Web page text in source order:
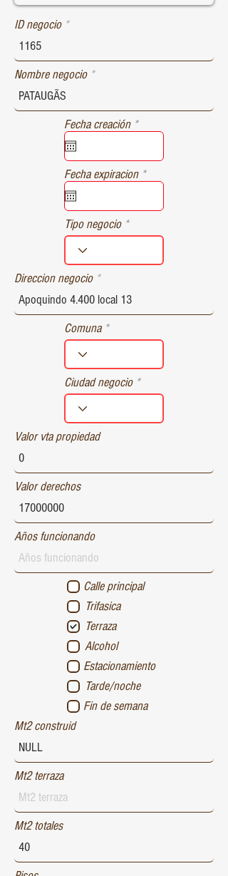
ID negocio
Nombre negocio
Fecha creación *r
e
u
i
d
Fecha expiracion *r
e
u
r
d
Tipo negocio
Direccion negocio
Comuna
Ciudad negocio
Valor vta propiedad
Valor derechos
Años funcionando
Calle principal
Trifasica
Terraza
Alcohol
Estacionamiento
Tarde/noche
Fin de semana
Mt2 construid
Mt2 terraza
Mt2 totales